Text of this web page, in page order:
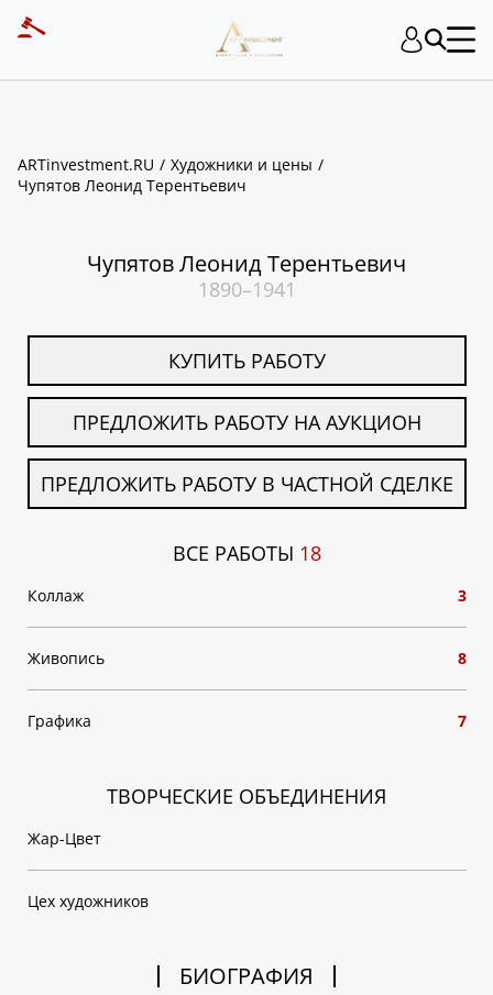
ARTinvestment.RU
Художники и цены
Чупятов Леонид Терентьевич
Чупятов Леонид Терентьевич
1890–1941
КУПИТЬ РАБОТУ
ПРЕДЛОЖИТЬ РАБОТУ НА АУКЦИОН
ПРЕДЛОЖИТЬ РАБОТУ В ЧАСТНОЙ СДЕЛКЕ
ВСЕ РАБОТЫ 18
Коллаж 3
Живопись 8
Графика 7
ТВОРЧЕСКИЕ ОБЪЕДИНЕНИЯ
Жар-Цвет
Цех художников
БИОГРАФИЯ